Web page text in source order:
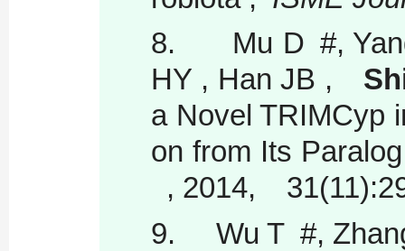
8.
Mu D #,
HY , Han JB ,
a Novel TRIMCyp
on from Its
, 2014,
9.
Wu T #,